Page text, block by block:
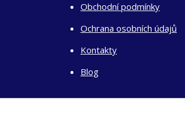
Obchodní podmínky
Ochrana osobních údajů
Kontakty
Blog